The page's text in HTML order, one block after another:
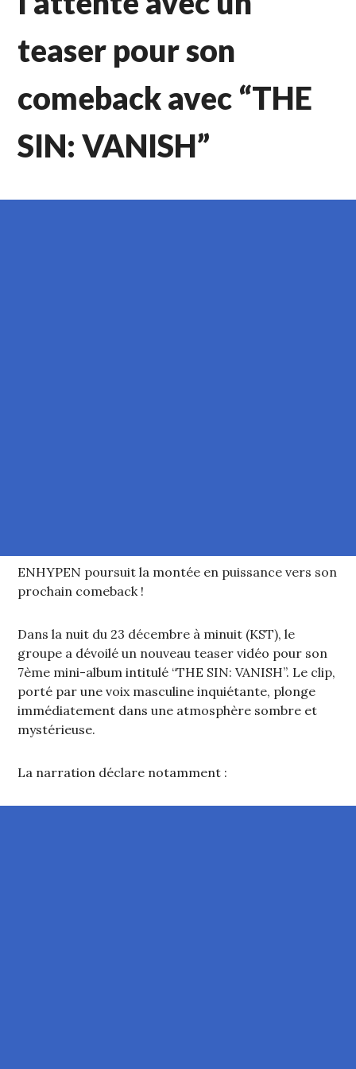
teaser pour son
comeback avec “THE
SIN: VANISH”
ENHYPEN poursuit la montée en puissance vers son
prochain comeback !
Dans la nuit du 23 décembre à minuit (KST), le
groupe a dévoilé un nouveau teaser vidéo pour son
7ème mini-album intitulé “THE SIN: VANISH”. Le clip,
porté par une voix masculine inquiétante, plonge
immédiatement dans une atmosphère sombre et
mystérieuse.
La narration déclare notamment :